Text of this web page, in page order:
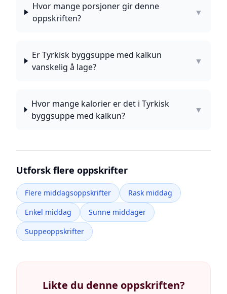
Hvor mange porsjoner gir denne
oppskriften?
▼
Er Tyrkisk byggsuppe med kalkun
vanskelig å lage?
▼
Hvor mange kalorier er det i Tyrkisk
byggsuppe med kalkun?
▼
Utforsk flere oppskrifter
Flere middagsoppskrifter
Rask middag
Enkel middag
Sunne middager
Suppeoppskrifter
Likte du denne oppskriften?